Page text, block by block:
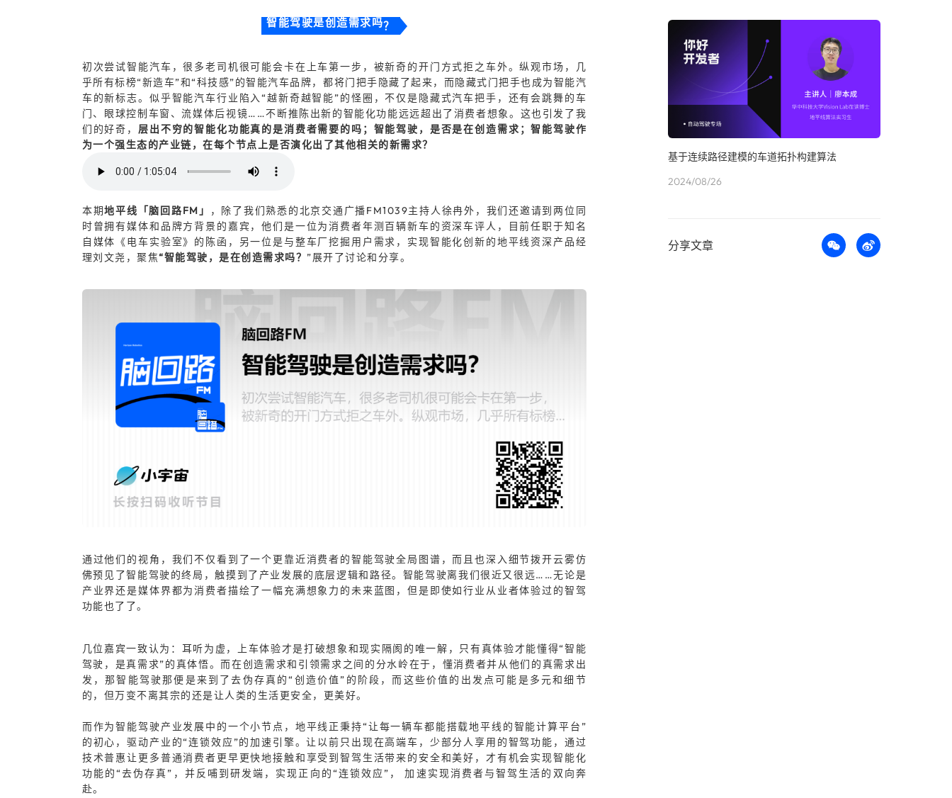
智能驾驶是创造需求吗？
初次尝试智能汽车，很多老司机很可能会卡在上车第一步，被新奇的开门方式拒之车外。纵观市场，几
乎所有标榜“新造车”和“科技感”的智能汽车品牌，都将门把手隐藏了起来，而隐藏式门把手也成为智能汽
车的新标志。似乎智能汽车行业陷入“越新奇越智能”的怪圈，不仅是隐藏式汽车把手，还有会跳舞的车
门、眼球控制车窗、流媒体后视镜……不断推陈出新的智能化功能远远超出了消费者想象。这也引发了我
们的好奇， 层出不穷的智能化功能真的是消费者需要的吗；智能驾驶，是否是在创造需求；智能驾驶作
为一个强生态的产业链，在每个节点上是否演化出了其他相关的新需求？
本期地平线「脑回路FM」
，除了我们熟悉的北京交通广播FM1039主持人徐冉外，我们还邀请到两位同
时曾拥有媒体和品牌方背景的嘉宾，他们是一位为消费者年测百辆新车的资深车评人，目前任职于知名
自媒体《电车实验室》的陈函，另一位是与整车厂挖掘用户需求，实现智能化创新的地平线资深产品经
理刘文尧，聚焦“智能驾驶，是在创造需求吗？ ”展开了讨论和分享。
通过他们的视角，我们不仅看到了一个更靠近消费者的智能驾驶全局图谱，而且也深入细节拨开云雾仿
佛预见了智能驾驶的终局，触摸到了产业发展的底层逻辑和路径。智能驾驶离我们很近又很远……无论是
产业界还是媒体界都为消费者描绘了一幅充满想象力的未来蓝图，但是即使如行业从业者体验过的智驾
功能也了了。
几位嘉宾一致认为：耳听为虚，上车体验才是打破想象和现实隔阂的唯一解，只有真体验才能懂得“智能
驾驶，是真需求”的真体悟。而在创造需求和引领需求之间的分水岭在于，懂消费者并从他们的真需求出
发，那智能驾驶那便是来到了去伪存真的“创造价值”的阶段，而这些价值的出发点可能是多元和细节
的，但万变不离其宗的还是让人类的生活更安全，更美好。
而作为智能驾驶产业发展中的一个小节点，地平线正秉持“让每一辆车都能搭载地平线的智能计算平台”
的初心，驱动产业的“连锁效应”的加速引擎。让以前只出现在高端车，少部分人享用的智驾功能，通过
技术普惠让更多普通消费者更早更快地接触和享受到智驾生活带来的安全和美好，才有机会实现智能化
功能的“去伪存真”，并反哺到研发端，实现正向的“连锁效应”， 加速实现消费者与智驾生活的双向奔
赴。
基于连续路径建模的车道拓扑构建算法
2024/08/26
分享文章